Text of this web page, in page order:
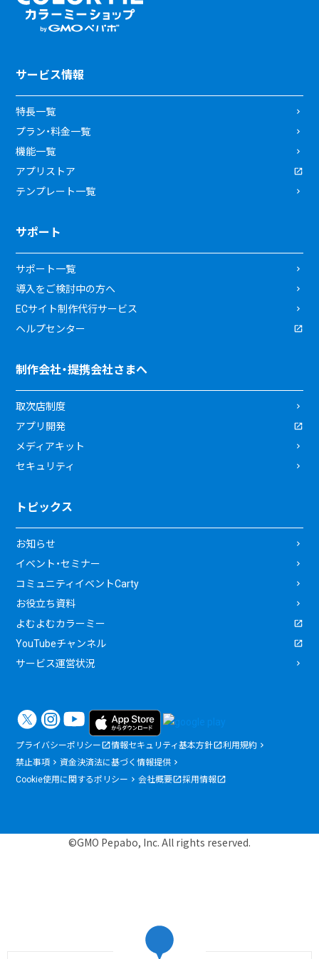
サービス情報
特長一覧
プラン・料金一覧
機能一覧
アプリストア
テンプレート一覧
サポート
サポート一覧
導入をご検討中の方へ
ECサイト制作代行サービス
ヘルプセンター
制作会社・提携会社さまへ
取次店制度
アプリ開発
メディアキット
セキュリティ
トピックス
お知らせ
イベント・セミナー
コミュニティイベントCarty
お役立ち資料
よむよむカラーミー
YouTubeチャンネル
サービス運営状況
プライバシーポリシー 情報セキュリティ基本方針
利用規約
禁止事項
資金決済法に基づく情報提供
Cookie使用に関するポリシー
会社概要 採用情報
©GMO Pepabo, Inc. All rights reserved.